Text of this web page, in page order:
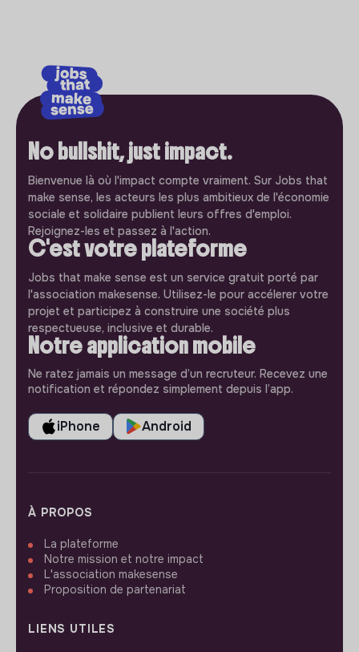
No bullshit, just impact.
Bienvenue là où l'impact compte vraiment. Sur Jobs that
make sense, les acteurs les plus ambitieux de l'économie
sociale et solidaire publient leurs offres d'emploi.
Rejoignez-les et passez à l'action.
C'est votre plateforme
Jobs that make sense est un service gratuit porté par
l'association makesense. Utilisez-le pour accélerer votre
projet et participez à construire une société plus
respectueuse, inclusive et durable.
Notre application mobile
Ne ratez jamais un message d’un recruteur. Recevez une
notification et répondez simplement depuis l’app.
iPhone Android
À PROPOS
La plateforme
Notre mission et notre impact
L'association makesense
Proposition de partenariat
LIENS UTILES